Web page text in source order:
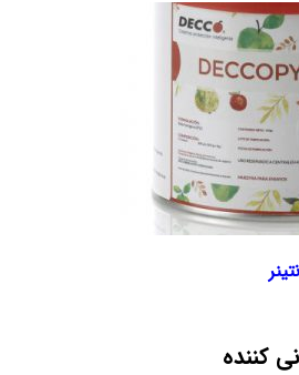
کننده